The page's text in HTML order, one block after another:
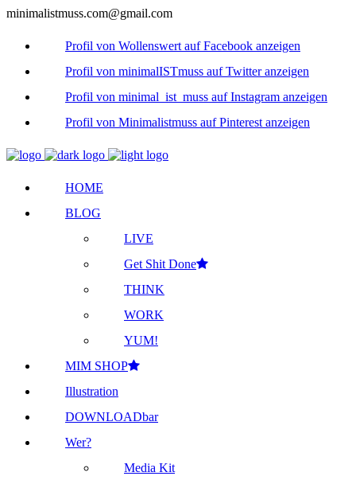
minimalistmuss.com@gmail.com
Profil von Wollenswert auf Facebook anzeigen
Profil von minimalISTmuss auf Twitter anzeigen
Profil von minimal_ist_muss auf Instagram anzeigen
Profil von Minimalistmuss auf Pinterest anzeigen
HOME
BLOG
LIVE
Get Shit Done
THINK
WORK
YUM!
MIM SHOP
Illustration
DOWNLOADbar
Wer?
Media Kit